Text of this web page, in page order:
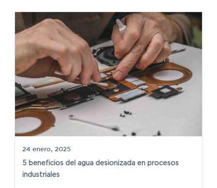
24 enero, 2025
5 beneficios del agua desionizada en procesos
industriales